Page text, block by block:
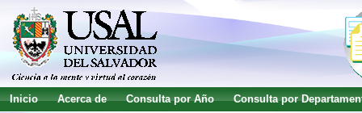
Inicio Acerca de Consulta por Año
Consulta por